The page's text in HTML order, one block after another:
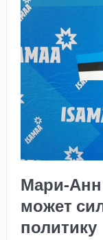
Мари-Анн
может
политику